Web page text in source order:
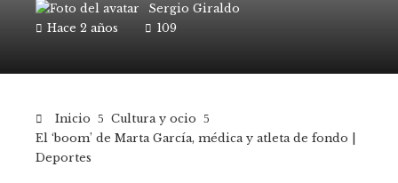
Sergio Giraldo
Hace 2 años
109
Inicio
Cultura y ocio
El ‘boom’ de Marta García, médica y atleta de fondo |
Deportes